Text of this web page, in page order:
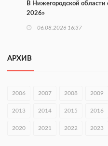
В Нижегородской области
2026»
06.08.2026 16:37
раза
АРХИВ
2006 2007 2008 2009
2013 2014 2015 2016
2020 2021 2022 2023